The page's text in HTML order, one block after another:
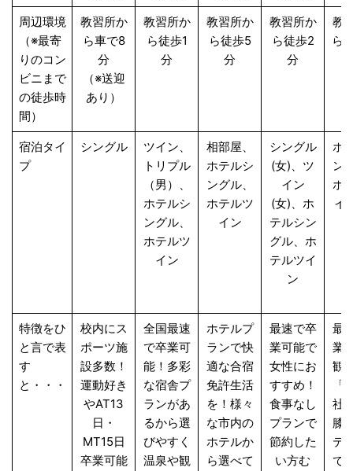
周辺環境
（※最寄
りのコン
ビニまで
の徒歩時
間）
教習所か
ら車で8
分
（※送迎
あり）
教習所か
ら徒歩1
分
教習所か
ら徒歩5
分
教習所か
ら徒歩2
分
教
ら
宿泊タイ
プ
シングル
ツイン、
トリプル
（男）、
ホテルシ
ングル、
ホテルツ
イン
相部屋、
ホテルシ
ングル、
ホテルツ
イン
シングル
(女)、ツ
イン
(女)、ホ
テルシン
グル、ホ
テルツイ
ン
ホ
ン
ホ
イ
特徴をひ
と言で表
す
と・・・
校内にス
ポーツ施
設多数！
運動好き
やAT13
日・
MT15日
卒業可能
全国最速
で卒業可
能！多彩
な宿舎プ
ランがあ
るから選
びやすく
温泉や観
ホテルプ
ランで快
適な合宿
免許生活
を！様々
な市内の
ホテルか
ら選べて
最速で卒
業可能で
女性にお
すすめ！
食事なし
プランで
節約した
い方む
最
業
観
「
社
膝
テ
で